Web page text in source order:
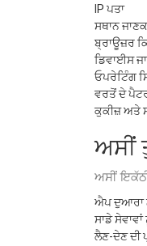
IP ਪਤਾ
ਸਥਾਨ
ਬ੍ਰਾਊਜ਼ਰ
ਡਿਵਾਈਸ
ਓਪਰੇਟਿੰਗ
ਵਰਤੋਂ ਦੇ
ਕੁਕੀਜ਼ ਅਤੇ
ਅਸੀਂ
ਅਸੀਂ
ਐਪ ਦੁਆਰਾ
ਸਾਡੇ
ਲੈਣ-ਦੇਣ